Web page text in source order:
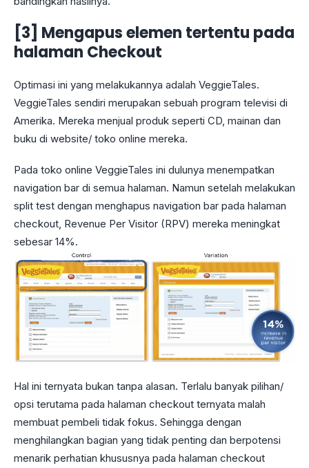
[3] Mengapus elemen tertentu pada
halaman Checkout
Optimasi ini yang melakukannya adalah VeggieTales.
VeggieTales sendiri merupakan sebuah program televisi di
Amerika. Mereka menjual produk seperti CD, mainan dan
buku di website/ toko online mereka.
Pada toko online VeggieTales ini dulunya menempatkan
navigation bar di semua halaman. Namun setelah melakukan
split test dengan menghapus navigation bar pada halaman
checkout, Revenue Per Visitor (RPV) mereka meningkat
sebesar 14%.
Hal ini ternyata bukan tanpa alasan. Terlalu banyak pilihan/
opsi terutama pada halaman checkout ternyata malah
membuat pembeli tidak fokus. Sehingga dengan
menghilangkan bagian yang tidak penting dan berpotensi
menarik perhatian khususnya pada halaman checkout